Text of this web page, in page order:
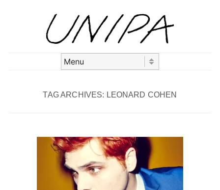
TAG ARCHIVES: LEONARD COHEN